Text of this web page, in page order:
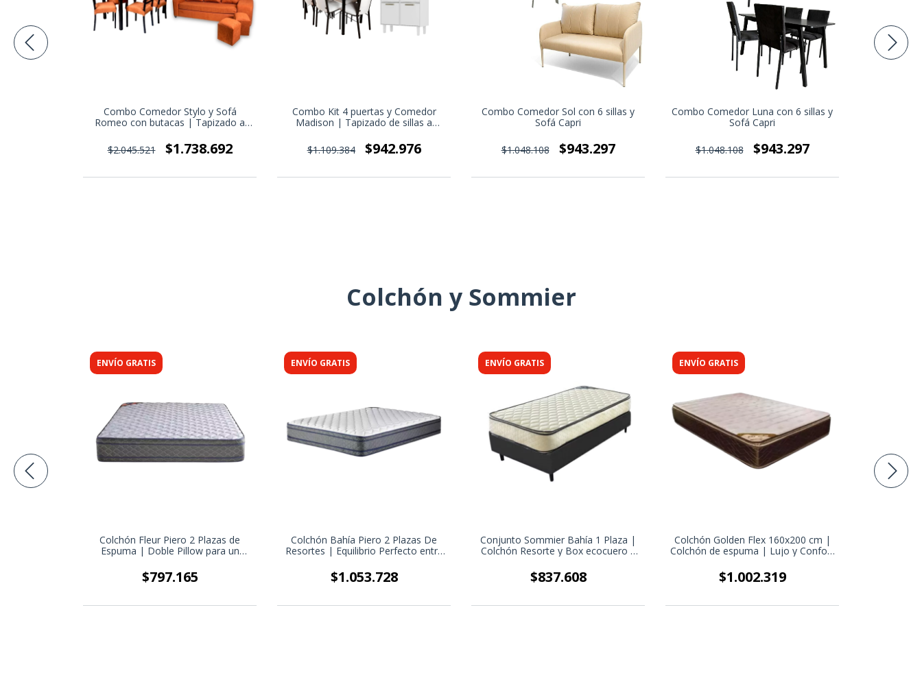
Combo Comedor Stylo y Sofá
Romeo con butacas | Tapizado a
$2.045.521
$1.738.692
Combo Kit 4 puertas y Comedor
Madison | Tapizado de sillas a
$1.109.384
$942.976
Combo Comedor Sol con 6 sillas y
Sofá Capri
$1.048.108 $943.297
Combo Comedor Luna con 6 sillas y
Sofá Capri
$1.048.108 $943.297
Colchón y Sommier
ENVÍO GRATIS
Colchón Fleur Piero 2 Plazas de
Espuma | Doble Pillow para un
$797.165
ENVÍO GRATIS
Colchón Bahía Piero 2 Plazas De
Resortes | Equilibrio Perfecto entre
$1.053.728
ENVÍO GRATIS
Conjunto Sommier Bahía 1 Plaza |
Colchón Resorte y Box ecocuero |
Reducidos
$837.608
ENVÍO GRATIS
Colchón Golden Flex 160x200 cm |
Colchón de espuma | Lujo y Confort
$1.002.319